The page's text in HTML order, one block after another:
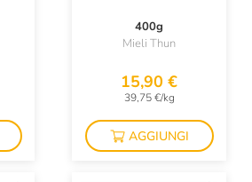
400g
Mieli Thun
15,90 €
39,75 €/kg
AGGIUNGI